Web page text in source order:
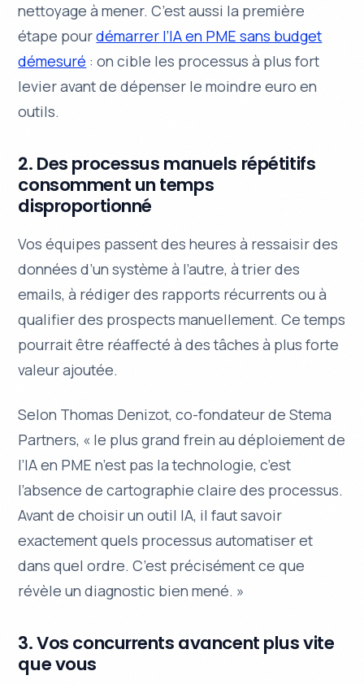
nettoyage à mener. C’est aussi la première
étape pourdémarrer l’IA en PME sans budget
démesuré : on cible les processus à plus fort
levier avant de dépenser le moindre euro en
outils.
2. Des processus manuels répétitifs
consomment un temps
disproportionné
Vos équipes passent des heures à ressaisir des
données d’un système à l’autre, à trier des
emails, à rédiger des rapports récurrents ou à
qualifier des prospects manuellement. Ce temps
pourrait être réaffecté à des tâches à plus forte
valeur ajoutée.
Selon Thomas Denizot, co-fondateur de Stema
Partners, « le plus grand frein au déploiement de
l’IA en PME n’est pas la technologie, c’est
l’absence de cartographie claire des processus.
Avant de choisir un outil IA, il faut savoir
exactement quels processus automatiser et
dans quel ordre. C’est précisément ce que
révèle un diagnostic bien mené. »
3. Vos concurrents avancent plus vite
que vous